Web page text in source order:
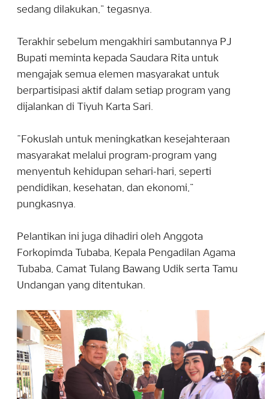
sedang dilakukan,” tegasnya.
Terakhir sebelum mengakhiri sambutannya PJ
Bupati meminta kepada Saudara Rita untuk
mengajak semua elemen masyarakat untuk
berpartisipasi aktif dalam setiap program yang
dijalankan di Tiyuh Karta Sari.
“Fokuslah untuk meningkatkan kesejahteraan
masyarakat melalui program-program yang
menyentuh kehidupan sehari-hari, seperti
pendidikan, kesehatan, dan ekonomi,”
pungkasnya.
Pelantikan ini juga dihadiri oleh Anggota
Forkopimda Tubaba, Kepala Pengadilan Agama
Tubaba, Camat Tulang Bawang Udik serta Tamu
Undangan yang ditentukan.